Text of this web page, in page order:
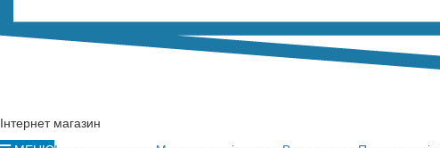
Інтернет магазин